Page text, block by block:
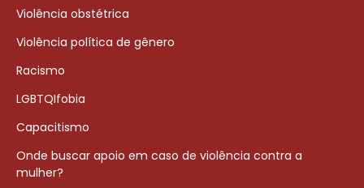
Violência obstétrica
Violência política de gênero
Racismo
LGBTQIfobia
Capacitismo
Onde buscar apoio em caso de violência contra a
mulher?